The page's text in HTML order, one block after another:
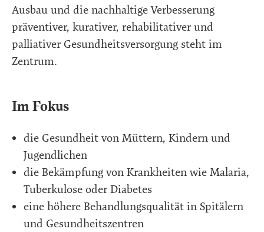
Ausbau und die nachhaltige Verbesserung
präventiver, kurativer, rehabilitativer und
palliativer Gesundheitsversorgung steht im
Zentrum.
Im Fokus
die Gesundheit von Müttern, Kindern und
Jugendlichen
die Bekämpfung von Krankheiten wie Malaria,
Tuberkulose oder Diabetes
eine höhere Behandlungsqualität in Spitälern
und Gesundheitszentren